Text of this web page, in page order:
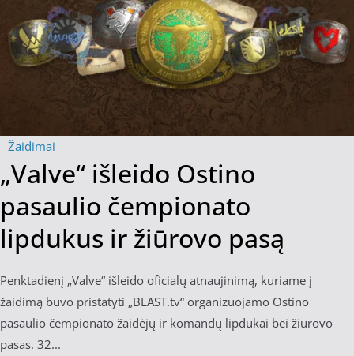
Žaidimai
„Valve“ išleido Ostino
pasaulio čempionato
lipdukus ir žiūrovo pasą
Penktadienį „Valve“ išleido oficialų atnaujinimą, kuriame į
žaidimą buvo pristatyti „BLAST.tv“ organizuojamo Ostino
pasaulio čempionato žaidėjų ir komandų lipdukai bei žiūrovo
pasas. 32...